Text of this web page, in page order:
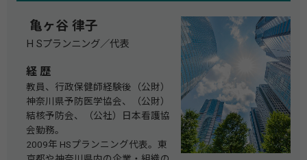
亀ヶ谷 律子
H Sプランニング／代表
経 歴
教員、行政保健師経験後（公財）
神奈川県予防医学協会、（公財）
結核予防会、（公社）日本看護協
会勤務。
2009年 HSプランニング代表。東